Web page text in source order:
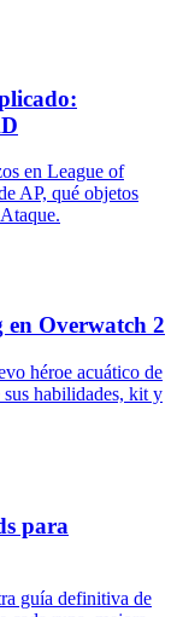
en League of
AP, qué objetos
en Overwatch 2
héroe acuático de
habilidades, kit y
para
guía definitiva de